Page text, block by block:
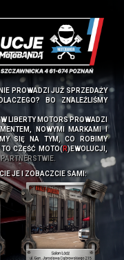
PROWADZI JUŻ SPRZEDAŻY
BO ZNALEŹLIŚMY
LIBERTY MOTORS PROWADZI
NOWYMI MARKAMI I
SIĘ NA TYM, CO ROBIMY
CZĘŚĆ MOTO(R)EWOLUCJI,
JE I ZOBACZCIE SAMI: